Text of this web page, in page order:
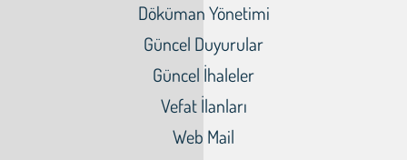
Döküman Yönetimi
Güncel Duyurular
Güncel İhaleler
Vefat İlanları
Web Mail